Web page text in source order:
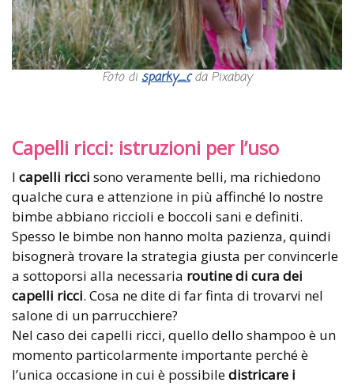
Foto di sparky_cda Pixabay
Capelli ricci: istruzioni per l’uso
I capelli ricci sono veramente belli, ma richiedono
qualche cura e attenzione in più affinché lo nostre
bimbe abbiano riccioli e boccoli sani e definiti.
Spesso le bimbe non hanno molta pazienza, quindi
bisognerà trovare la strategia giusta per convincerle
a sottoporsi alla necessaria routine di cura dei
capelli ricci. Cosa ne dite di far finta di trovarvi nel
salone di un parrucchiere?
Nel caso dei capelli ricci, quello dello shampoo è un
momento particolarmente importante perché è
l’unica occasione in cui è possibiledistricare i